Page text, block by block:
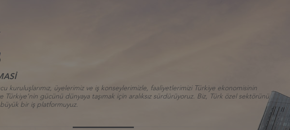
kuruluşlarımız, üyelerimiz ve iş konseylerimizle, faaliyetlerimizi Türkiye ekonomisinin
gücünü dünyaya taşımak için aralıksız sürdürüyoruz. Biz, Türk özel sektörünü
bir iş platformuyuz.